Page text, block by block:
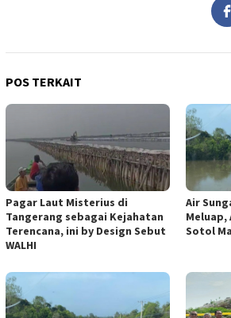
POS TERKAIT
Pagar Laut Misterius di
Tangerang sebagai Kejahatan
Terencana, ini by Design Sebut
WALHI
Air
Meluap,
Sotol